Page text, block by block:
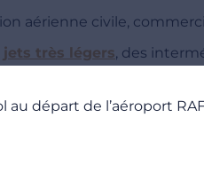
aérienne civile,
jets très légers, des
au départ de l’aéroport